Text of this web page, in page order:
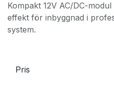
Kompakt 12V AC/DC-
effekt för inbyggnad i
system.
Pris